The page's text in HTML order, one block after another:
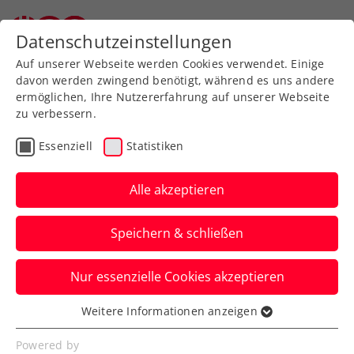
Zurück zur Newsübersicht
Turniere
Marion Maruska: „Die
Woche hat sämtliche
Erwartungen übertroffen“
Die ÖTV-Sportkoordinatorin zu den
Topleistungen der ÖTV-Damen beim ITF-
Heimturnier in Amstetten.
Verfasst von: Manuel Wachta, 11.08.2025
Datenschutzeinstellungen
Auf unserer Webseite werden Cookies verwendet. Einige
davon werden zwingend benötigt, während es uns andere
ermöglichen, Ihre Nutzererfahrung auf unserer Webseite
zu verbessern.
Essenziell Statistiken
Alle akzeptieren
Speichern & schließen
Nur essenzielle Cookies akzeptieren
Essenziell
Essenzielle Cookies werden für grundlegende
Weitere Informationen anzeigen
Powered by